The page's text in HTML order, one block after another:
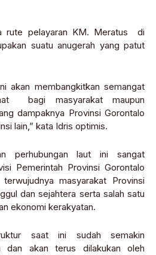
rute pelayaran KM. Meratus di
suatu anugerah yang patut
akan membangkitkan semangat
bagi masyarakat maupun
dampaknya Provinsi Gorontalo
lain,” kata Idris optimis.
perhubungan laut ini sangat
Pemerintah Provinsi Gorontalo
masyarakat Provinsi
dan sejahtera serta salah satu
ekonomi kerakyatan.
saat ini sudah semakin
dan akan terus dilakukan oleh